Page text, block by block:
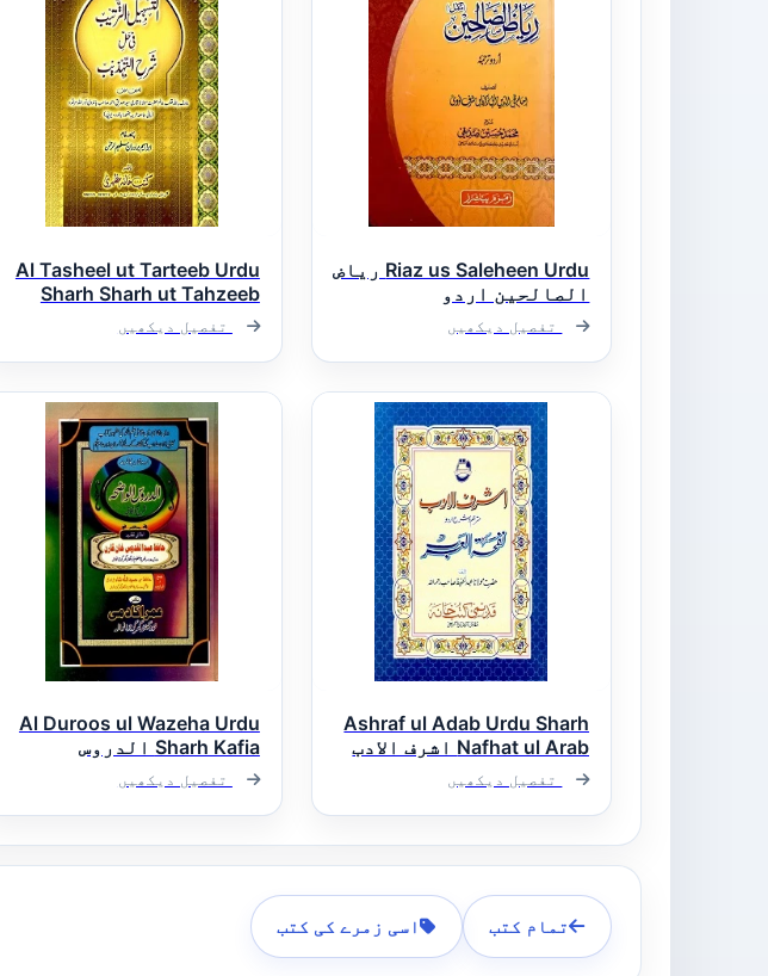
Riaz us Saleheen Urdu ریاض
الصالحین اردو
تفصیل دیکھیں
Al Tasheel ut Tarteeb Urdu
Sharh Sharh ut Tahzeeb
التسھیل الترتیب اردو
شرح شرح تھذیب
تفصیل دیکھیں
Ashraf ul Adab Urdu Sharh
Nafhat ul Arab اشرف الادب
اردو شرح نفحۃ العرب
تفصیل دیکھیں
Al Duroos ul Wazeha Urdu
Sharh Kafia الدروس
الواضحہ اردو شرح کافیہ
تفصیل دیکھیں
تمام کتب اسی زمرے کی کتب